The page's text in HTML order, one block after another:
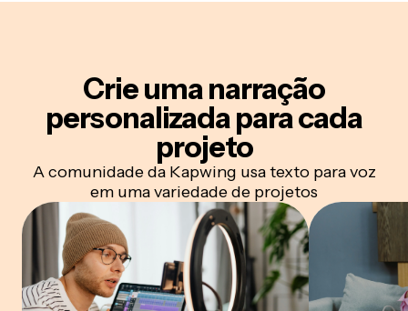
Crie uma narração
personalizadapara cada
projeto
A comunidade da Kapwing usa texto para voz
em uma variedade de projetos